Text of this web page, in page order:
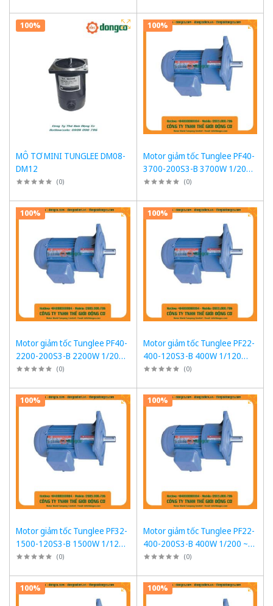
100%
MÔ TƠ MINI TUNGLEE DM08-
DM12
(0)
100%
Motor giảm tốc Tunglee PF40-
3700-200S3-B 3700W 1/200
~7-8rpm Mặt bích
(0)
100%
Motor giảm tốc Tunglee PF40-
2200-200S3-B 2200W 1/200
~7-8rpm Mặt bích
(0)
100%
Motor giảm tốc Tunglee PF22-
400-120S3-B 400W 1/120
~12rpm Mặt bích
(0)
100%
Motor giảm tốc Tunglee PF32-
1500-120S3-B 1500W 1/120
~12rpm Mặt bích
(0)
100%
Motor giảm tốc Tunglee PF22-
400-200S3-B 400W 1/200 ~7-
8rpm Mặt bích
(0)
100% 100%